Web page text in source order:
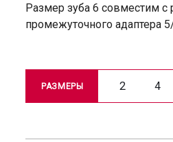
Размер зуба 6 совместим с
промежуточного адаптера
РАЗМЕРЫ 2 4